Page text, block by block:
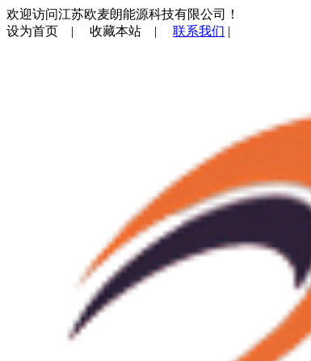
欢迎访问江苏欧麦朗能源科技有限公司！
设为首页 | 收藏本站 | 联系我们 |